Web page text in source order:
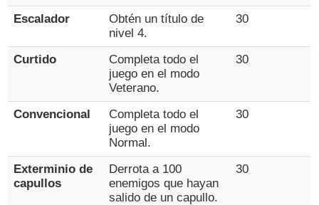
Escalador
Obtén un título de
nivel 4.
30
Curtido
Completa todo el
juego en el modo
Veterano.
30
Convencional
Completa todo el
juego en el modo
Normal.
30
Exterminio de
capullos
Derrota a 100
enemigos que hayan
salido de un capullo.
30